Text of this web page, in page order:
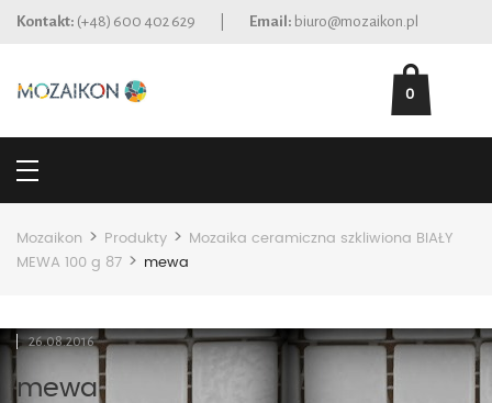
Kontakt: (+48) 600 402 629 Email: biuro@mozaikon.pl
0
Mozaikon > Produkty >
Mozaika ceramiczna szkliwiona BIAŁY
MEWA 100 g 87 > mewa
26.08.2016
mewa